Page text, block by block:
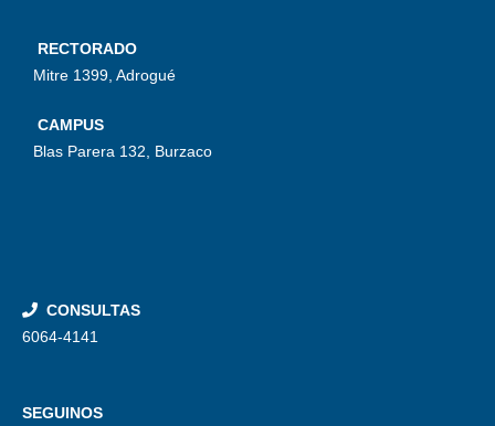
RECTORADO
Mitre 1399, Adrogué
CAMPUS
Blas Parera 132, Burzaco
CONSULTAS
6064-4141
SEGUINOS